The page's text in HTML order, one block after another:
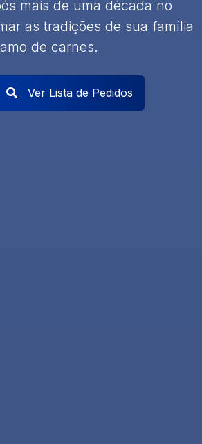
mais de uma década no
as tradições de sua família
de carnes.
Ver Lista de Pedidos